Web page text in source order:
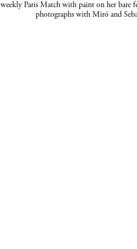
weekly Paris Match with paint on her bare
photographs with Miró and